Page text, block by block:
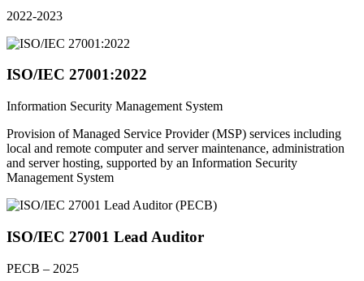
2022-2023
ISO/IEC 27001:2022
Information Security Management System
Provision of Managed Service Provider (MSP) services including
local and remote computer and server maintenance, administration
and server hosting, supported by an Information Security
Management System
ISO/IEC 27001 Lead Auditor
PECB – 2025